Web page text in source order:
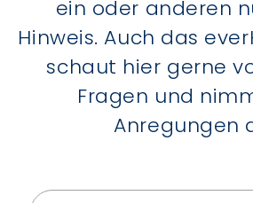
ein oder anderen
Hinweis. Auch das
schaut hier gerne
Fragen und
Anregungen